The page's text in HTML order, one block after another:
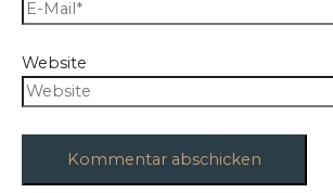
Website